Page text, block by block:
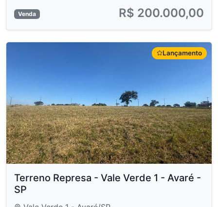
Venda R$ 200.000,00
Lançamento
Terreno Represa - Vale Verde 1 - Avaré -
SP